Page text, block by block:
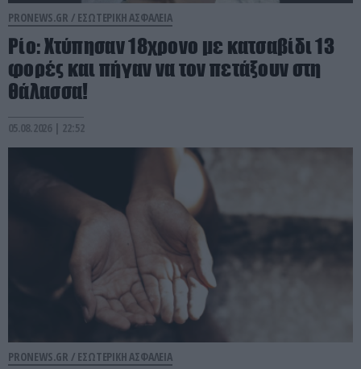
PRONEWS.GR / ΕΣΩΤΕΡΙΚΗ ΑΣΦΑΛΕΙΑ
Ρίο: Χτύπησαν 18χρονο με κατσαβίδι 13
φορές και πήγαν να τον πετάξουν στη
θάλασσα!
05.08.2026 | 22:52
PRONEWS.GR / ΕΣΩΤΕΡΙΚΗ ΑΣΦΑΛΕΙΑ